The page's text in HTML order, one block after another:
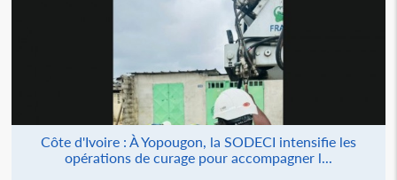
Côte d'Ivoire : À Yopougon, la SODECI intensifie les
opérations de curage pour accompagner l...